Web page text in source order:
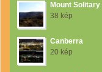
Mount Solitary
38 kép
Canberra
20 kép